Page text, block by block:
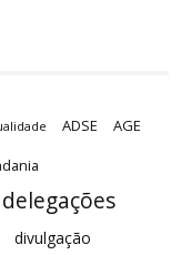
ADSE AGE
delegações
divulgação